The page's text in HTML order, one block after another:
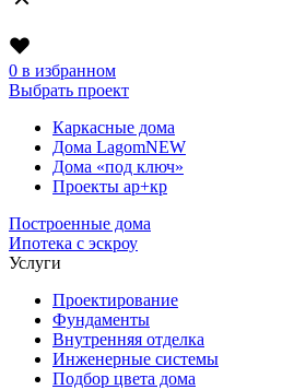
0 в избранном
Выбрать проект
Каркасные дома
Дома LagomNEW
Дома «под ключ»
Проекты ар+кр
Построенные дома
Ипотека с эскроу
Услуги
Проектирование
Фундаменты
Внутренняя отделка
Инженерные системы
Подбор цвета дома